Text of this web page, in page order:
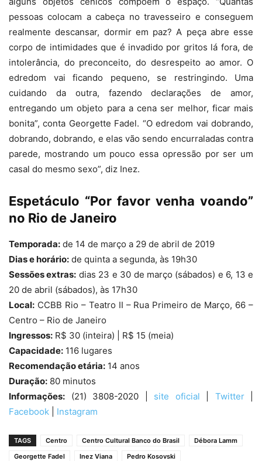
pessoas colocam a cabeça no travesseiro e conseguem
realmente descansar, dormir em paz? A peça abre esse
corpo de intimidades que é invadido por gritos lá fora, de
intolerância, do preconceito, do desrespeito ao amor. O
edredom vai ficando pequeno, se restringindo. Uma
cuidando da outra, fazendo declarações de amor,
entregando um objeto para a cena ser melhor, ficar mais
bonita”, conta Georgette Fadel. “O edredom vai dobrando,
dobrando, dobrando, e elas vão sendo encurraladas contra
parede, mostrando um pouco essa opressão por ser um
casal do mesmo sexo”, diz Inez.
Espetáculo “Por favor venha voando”
no Rio de Janeiro
Temporada: de 14 de março a 29 de abril de 2019
Dias e horário: de quinta a segunda, às 19h30
Sessões extras: dias 23 e 30 de março (sábados) e 6, 13 e
20 de abril (sábados), às 17h30
Local: CCBB Rio – Teatro II – Rua Primeiro de Março, 66 –
Centro – Rio de Janeiro
Ingressos: R$ 30 (inteira) | R$ 15 (meia)
Capacidade: 116 lugares
Recomendação etária: 14 anos
Duração: 80 minutos
Informações: (21) 3808-2020 | site oficial Twitter|
Facebook
Instagram
TAGS Centro Centro Cultural Banco do Brasil
Débora Lamm
Georgette Fadel
Inez Viana
Pedro Kosovski